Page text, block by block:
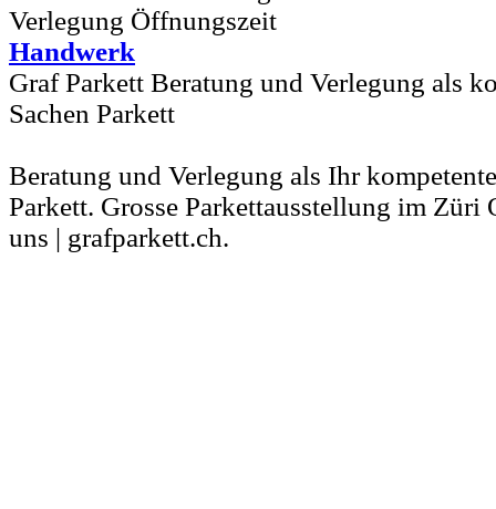
Handwerk
Graf Parkett Beratung und Verlegung als
Sachen Parkett
Beratung und Verlegung als Ihr
Parkett. Grosse Parkettausstellung im Züri
uns | grafparkett.ch.